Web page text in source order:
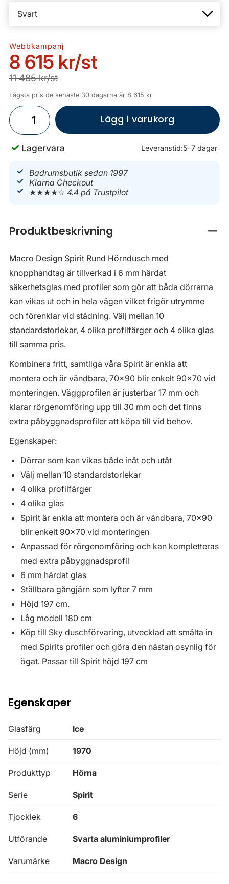
Webbkampanj
8 615 kr/st
11 485 kr/st
Lägsta pris de senaste 30 dagarna är 8 615 kr
Lägg i varukorg
Lagervara Leveranstid:5-7 dagar
Badrumsbutik sedan 1997
Klarna Checkout
★★★★☆4.4 på Trustpilot
Produktbeskrivning
Macro Design Spirit Rund Hörndusch med
knopphandtag är tillverkad i 6 mm härdat
säkerhetsglas med profiler som gör att båda dörrarna
kan vikas ut och in hela vägen vilket frigör utrymme
och förenklar vid städning. Välj mellan 10
standardstorlekar, 4 olika profilfärger och 4 olika glas
till samma pris.
Kombinera fritt, samtliga våra Spirit är enkla att
montera och är vändbara, 70x90 blir enkelt 90x70 vid
monteringen. Väggprofilen är justerbar 17 mm och
klarar rörgenomföring upp till 30 mm och det finns
extra påbyggnadsprofiler att köpa till vid behov.
Egenskaper:
Dörrar som kan vikas både inåt och utåt
Välj mellan 10 standardstorlekar
4 olika profilfärger
4 olika glas
Spirit är enkla att montera och är vändbara, 70x90
blir enkelt 90x70 vid monteringen
Anpassad för rörgenomföring och kan kompletteras
med extra påbyggnadsprofil
6 mm härdat glas
Ställbara gångjärn som lyfter 7 mm
Höjd 197 cm.
Låg modell 180 cm
Köp till Sky duschförvaring, utvecklad att smälta in
med Spirits profiler och göra den nästan osynlig för
ögat. Passar till Spirit höjd 197 cm
Egenskaper
Glasfärg Ice
Höjd (mm) 1970
Produkttyp Hörna
Serie Spirit
Tjocklek 6
Utförande Svarta aluminiumprofiler
Varumärke Macro Design